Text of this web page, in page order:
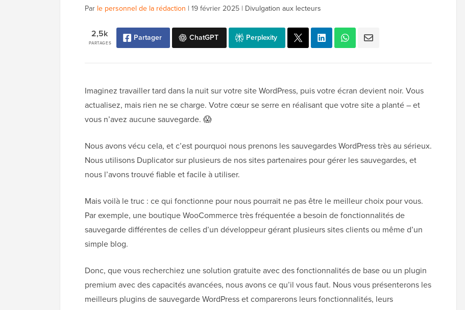
Par le personnel de la rédaction | 19 février 2025 | Divulgation aux lecteurs
PARTAGES
2,5k Partager ChatGPT Perplexity
Imaginez travailler tard dans la nuit sur votre site WordPress, puis votre écran devient noir. Vous
actualisez, mais rien ne se charge. Votre cœur se serre en réalisant que votre site a planté – et
vous n’avez aucune sauvegarde. 😱
Nous avons vécu cela, et c’est pourquoi nous prenons les sauvegardes WordPress très au sérieux.
Nous utilisons Duplicator sur plusieurs de nos sites partenaires pour gérer les sauvegardes, et
nous l’avons trouvé fiable et facile à utiliser.
Mais voilà le truc : ce qui fonctionne pour nous pourrait ne pas être le meilleur choix pour vous.
Par exemple, une boutique WooCommerce très fréquentée a besoin de fonctionnalités de
sauvegarde différentes de celles d’un développeur gérant plusieurs sites clients ou même d’un
simple blog.
Donc, que vous recherchiez une solution gratuite avec des fonctionnalités de base ou un plugin
premium avec des capacités avancées, nous avons ce qu’il vous faut. Nous vous présenterons les
meilleurs plugins de sauvegarde WordPress et comparerons leurs fonctionnalités, leurs